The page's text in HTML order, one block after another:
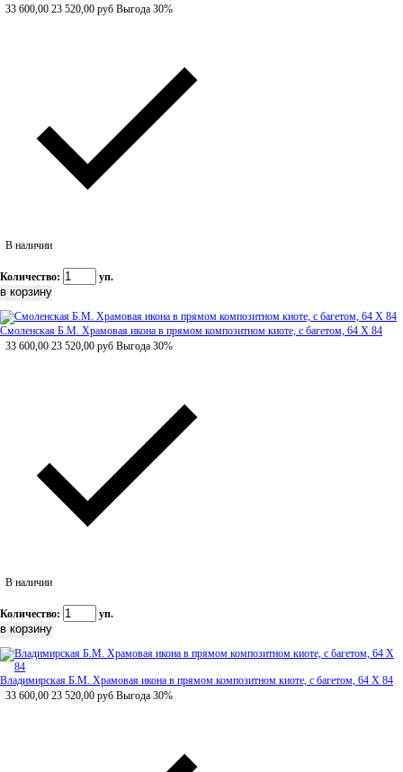
33 600,00 23 520,00 руб Выгода 30%
В наличии
Количество: уп.
Смоленская Б.М. Храмовая икона в прямом композитном киоте, с багетом, 64 Х 84
33 600,00 23 520,00 руб Выгода 30%
В наличии
Количество: уп.
Владимирская Б.М. Храмовая икона в прямом композитном киоте, с багетом, 64 Х 84
33 600,00 23 520,00 руб Выгода 30%